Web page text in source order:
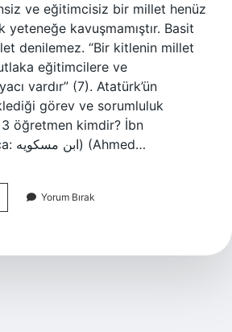
ve eğitimcisiz bir millet henüz
kavuşmamıştır. Basit
denilemez. “Bir kitlenin millet
eğitimcilere ve
vardır” (7). Atatürk’ün
görev ve sorumluluk
öğretmen kimdir? İbn
Miskeveyh (Farsça: ابن مسکویه) (Ahmed…
Yorum Bırak